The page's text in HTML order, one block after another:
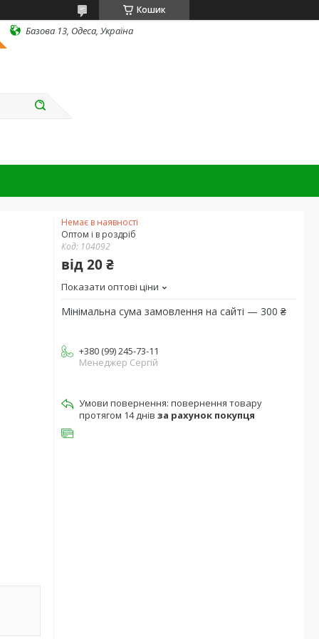
Кошик
Базова 13, Одеса, Україна
Немає в наявності
Оптом і в роздріб
Код: 104092
від20 ₴
Показати оптові ціни
Мінімальна сума замовлення на сайті — 300 ₴
+380 (99) 245-73-11
Менеджер Сергій
повернення товару
протягом 14 днів за рахунок покупця